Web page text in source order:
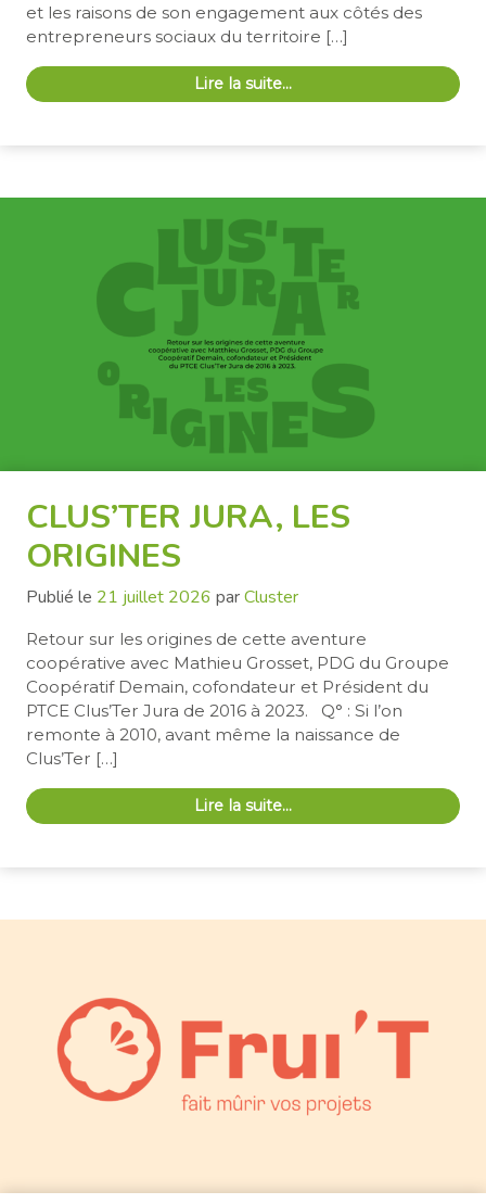
et les raisons de son engagement aux côtés des
entrepreneurs sociaux du territoire […]
Lire la suite…
CLUS’TER JURA, LES
ORIGINES
Publié le 21 juillet 2026 parCluster
Retour sur les origines de cette aventure
coopérative avec Mathieu Grosset, PDG du Groupe
Coopératif Demain, cofondateur et Président du
PTCE Clus’Ter Jura de 2016 à 2023. Q° : Si l’on
remonte à 2010, avant même la naissance de
Clus’Ter […]
Lire la suite…